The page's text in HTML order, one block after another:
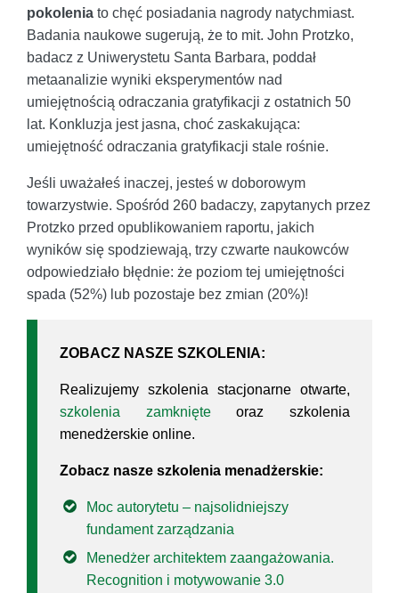
pokolenia to chęć posiadania nagrody natychmiast.
Badania naukowe sugerują, że to mit. John Protzko,
badacz z Uniwerystetu Santa Barbara, poddał
metaanalizie wyniki eksperymentów nad
umiejętnością odraczania gratyfikacji z ostatnich 50
lat. Konkluzja jest jasna, choć zaskakująca:
umiejętność odraczania gratyfikacji stale rośnie.
Jeśli uważałeś inaczej, jesteś w doborowym
towarzystwie. Spośród 260 badaczy, zapytanych przez
Protzko przed opublikowaniem raportu, jakich
wyników się spodziewają, trzy czwarte naukowców
odpowiedziało błędnie: że poziom tej umiejętności
spada (52%) lub pozostaje bez zmian (20%)!
ZOBACZ NASZE SZKOLENIA:
Realizujemy szkolenia stacjonarne otwarte,
szkolenia zamknięteoraz szkolenia
menedżerskie online.
Zobacz nasze szkolenia menadżerskie:
Moc autorytetu – najsolidniejszy
fundament zarządzania
Menedżer architektem zaangażowania.
Recognition i motywowanie 3.0